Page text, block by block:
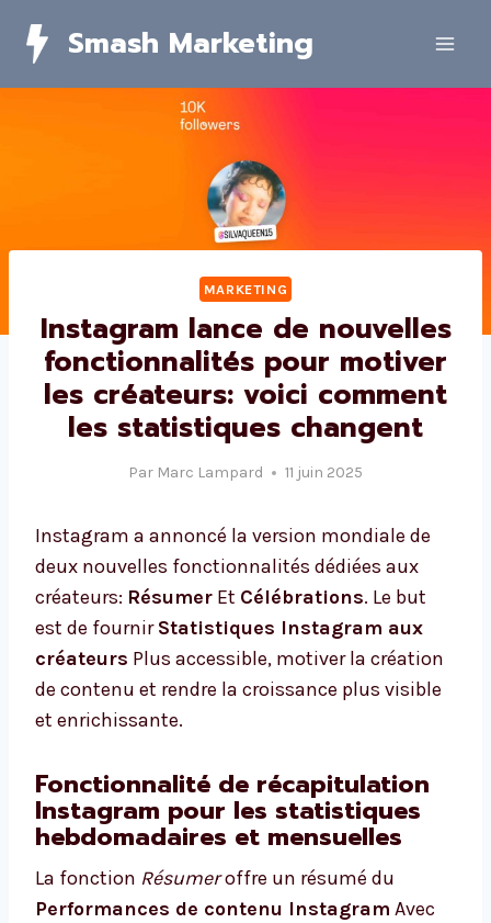
Smash Marketing
MARKETING
Instagram lance de nouvelles
fonctionnalités pour motiver
les créateurs: voici comment
les statistiques changent
Par Marc Lampard 11 juin 2025
Instagram a annoncé la version mondiale de
deux nouvelles fonctionnalités dédiées aux
créateurs: Résumer Et Célébrations. Le but
est de fournirStatistiques Instagram aux
créateurs Plus accessible, motiver la création
de contenu et rendre la croissance plus visible
et enrichissante.
Fonctionnalité de récapitulation
Instagram pour les statistiques
hebdomadaires et mensuelles
La fonction Résumeroffre un résumé du
Performances de contenu Instagram Avec